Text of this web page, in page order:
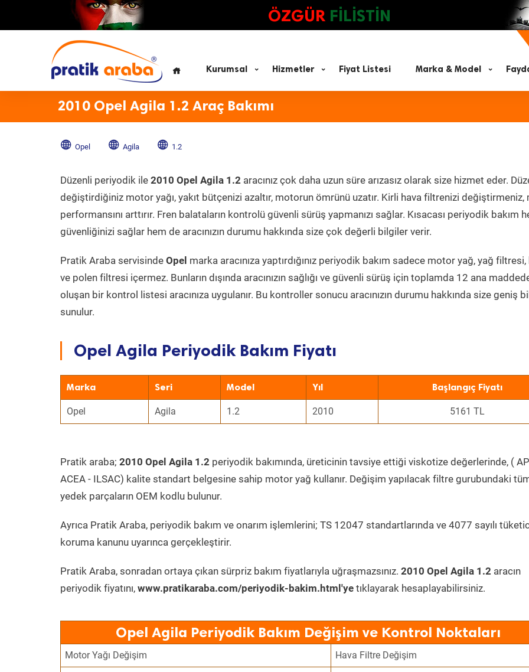
ÖZGÜR FİLİSTİN
Kurumsal Hizmetler Fiyat Listesi Marka & Model
2010 Opel Agila 1.2 Araç Bakımı
Opel Agila 1.2
Düzenli periyodik ile 2010 Opel Agila 1.2 aracınız çok daha uzun süre arızasız olarak size hizmet eder.
değiştirdiğiniz motor yağı, yakıt bütçenizi azaltır, motorun ömrünü uzatır. Kirli hava filtrenizi
performansını arttırır. Fren balataların kontrolü güvenli sürüş yapmanızı sağlar. Kısacası periyodik bakım
güvenliğinizi sağlar hem de aracınızın durumu hakkında size çok değerli bilgiler verir.
Pratik Araba servisinde Opel marka aracınıza yaptırdığınız periyodik bakım sadece motor yağ, yağ filtresi,
ve polen filtresi içermez. Bunların dışında aracınızın sağlığı ve güvenli sürüş için toplamda 12 ana
oluşan bir kontrol listesi aracınıza uygulanır. Bu kontroller sonucu aracınızın durumu hakkında size geniş
sunulur.
Opel Agila Periyodik Bakım Fiyatı
Marka Seri Model Yıl Başlangıç Fiyatı
Opel Agila 1.2 2010 5161 TL
Pratik araba; 2010 Opel Agila 1.2 periyodik bakımında, üreticinin tavsiye ettiği viskotize değerlerinde, (
ACEA - ILSAC) kalite standart belgesine sahip motor yağ kullanır. Değişim yapılacak filtre gurubundaki
yedek parçaların OEM kodlu bulunur.
Ayrıca Pratik Araba, periyodik bakım ve onarım işlemlerini; TS 12047 standartlarında ve 4077 sayılı
koruma kanunu uyarınca gerçekleştirir.
Pratik Araba, sonradan ortaya çıkan sürpriz bakım fiyatlarıyla uğraşmazsınız. 2010 Opel Agila 1.2 aracın
periyodik fiyatını, www.pratikaraba.com/periyodik-bakim.html'ye tıklayarak hesaplayabilirsiniz.
Opel Agila Periyodik Bakım Değişim ve Kontrol Noktaları
Motor Yağı Değişim Hava Filtre Değişim